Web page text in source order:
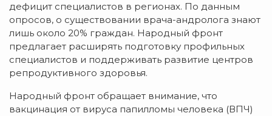
дефицит специалистов в регионах. По данным
опросов, о существовании врача-андролога знают
лишь около 20% граждан. Народный фронт
предлагает расширять подготовку профильных
специалистов и поддерживать развитие центров
репродуктивного здоровья.
Народный фронт обращает внимание, что
вакцинация от вируса папилломы человека (ВПЧ)